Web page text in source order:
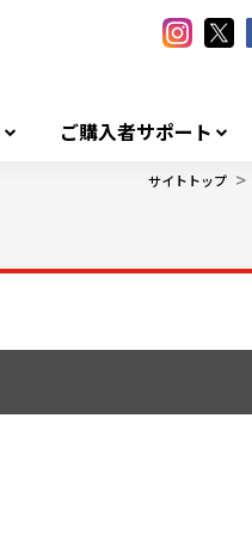
ご購入者サポート
サイトトップ >